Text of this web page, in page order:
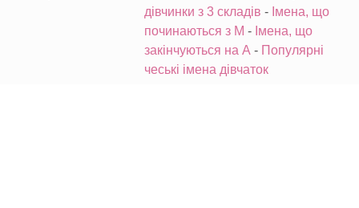
дівчинки з 3 складів - Імена, що
починаються з M - Імена, що
закінчуються на A - Популярні
чеські імена дівчаток